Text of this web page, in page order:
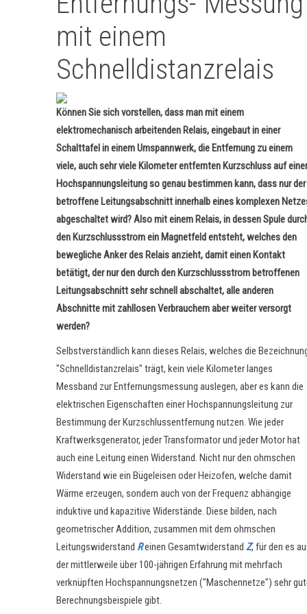
mit einem
Schnelldistanzrelais
Können Sie sich vorstellen, dass man mit einem
elektromechanisch arbeitenden Relais, eingebaut in einer
Schalttafel in einem Umspannwerk, die Entfernung zu einem
viele, auch sehr viele Kilometer entfernten Kurzschluss auf einer
Hochspannungsleitung so genau bestimmen kann, dass nur der
betroffene Leitungsabschnitt innerhalb eines komplexen
abgeschaltet wird? Also mit einem Relais, in dessen Spule
den Kurzschlussstrom ein Magnetfeld entsteht, welches den
bewegliche Anker des Relais anzieht, damit einen Kontakt
betätigt, der nur den durch den Kurzschlussstrom betroffenen
Leitungsabschnitt sehr schnell abschaltet, alle anderen
Abschnitte mit zahllosen Verbrauchern aber weiter versorgt
werden?
Selbstverständlich kann dieses Relais, welches die
"Schnelldistanzrelais" trägt, kein viele Kilometer langes
Messband zur Entfernungsmessung auslegen, aber es kann die
elektrischen Eigenschaften einer Hochspannungsleitung zur
Bestimmung der Kurzschlussentfernung nutzen. Wie jeder
Kraftwerksgenerator, jeder Transformator und jeder Motor hat
auch eine Leitung einen Widerstand. Nicht nur den ohmschen
Widerstand wie ein Bügeleisen oder Heizofen, welche damit
Wärme erzeugen, sondern auch von der Frequenz abhängige
induktive und kapazitive Widerstände. Diese bilden, nach
geometrischer Addition, zusammen mit dem ohmschen
Leitungswiderstand Reinen Gesamtwiderstand Z, für den es
der mittlerweile über 100-jährigen Erfahrung mit mehrfach
verknüpften Hochspannungsnetzen ("Maschennetze") sehr
Berechnungsbeispiele gibt.